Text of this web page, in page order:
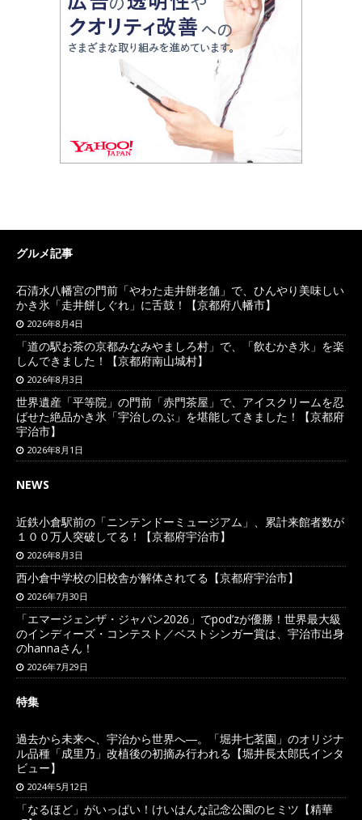
グルメ記事
石清水八幡宮の門前「やわた走井餅老舗」で、ひんやり美味しい
かき氷「走井餅しぐれ」に舌鼓！【京都府八幡市】
2026年8月4日
「道の駅お茶の京都みなみやましろ村」で、「飲むかき氷」を楽
しんできました！【京都府南山城村】
2026年8月3日
世界遺産「平等院」の門前「赤門茶屋」で、アイスクリームを忍
ばせた絶品かき氷「宇治しのぶ」を堪能してきました！【京都府
宇治市】
2026年8月1日
NEWS
近鉄小倉駅前の「ニンテンドーミュージアム」、累計来館者数が
１００万人突破してる！【京都府宇治市】
2026年8月3日
西小倉中学校の旧校舎が解体されてる【京都府宇治市】
2026年7月30日
「エマージェンザ・ジャパン2026」でpod’zが優勝！世界最大級
のインディーズ・コンテスト／ベストシンガー賞は、宇治市出身
のhannaさん！
2026年7月29日
特集
過去から未来へ、宇治から世界へ―。「堀井七茗園」のオリジナ
ル品種「成里乃」改植後の初摘み行われる【堀井長太郎氏インタ
ビュー】
2024年5月12日
「なるほど」がいっぱい！けいはんな記念公園のヒミツ【精華